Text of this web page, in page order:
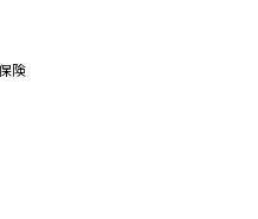
険